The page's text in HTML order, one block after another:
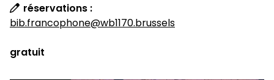
réservations :
bib.francophone@wb1170.brussels
gratuit